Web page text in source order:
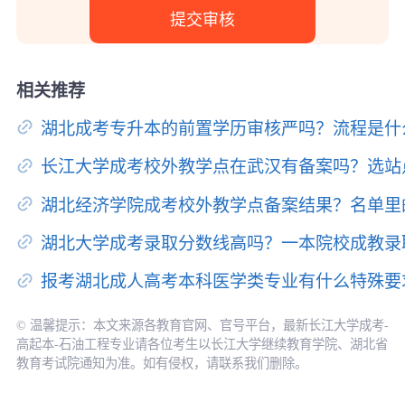
相关推荐
湖北成考专升本的前置学历审核严吗？流程是
长江大学成考校外教学点在武汉有备案吗？选
湖北经济学院成考校外教学点备案结果？名单
湖北大学成考录取分数线高吗？一本院校成教
报考湖北成人高考本科医学类专业有什么特殊
© 温馨提示：本文来源各教育官网、官号平台，最新长江大学成考-
高起本-石油工程专业请各位考生以长江大学继续教育学院、湖北省
教育考试院通知为准。如有侵权，请联系我们删除。